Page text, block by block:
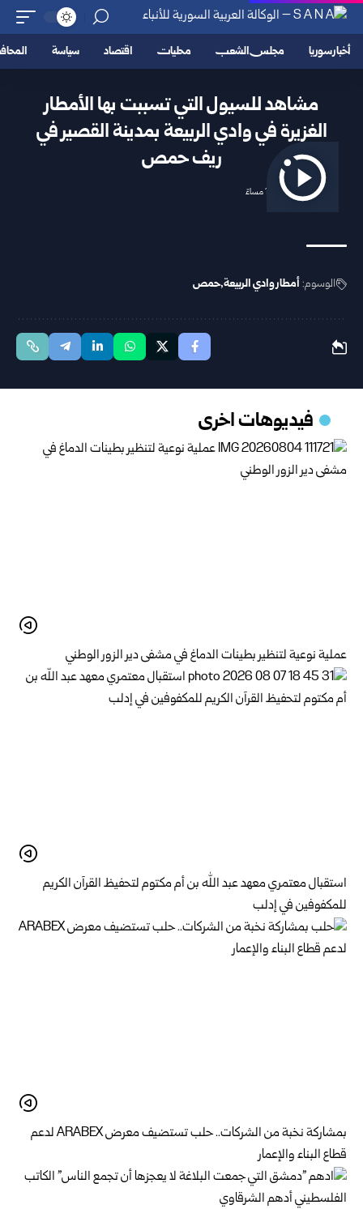
أخبار سوريا مجلس الشعب محليات اقتصاد سياسة
مشاهد للسيول التي تسببت بها الأمطار
الغزيرة في وادي الربيعة بمدينة القصير في
ريف حمص
2026/04/27 1:24 مساءً
الوسوم: أمطار وادي الربيعة حمص
فيديوهات اخرى
عملية نوعية لتنظير بطينات الدماغ في مشفى دير الزور الوطني
استقبال معتمري معهد عبد الله بن أم مكتوم لتحفيظ القرآن الكريم
للمكفوفين في إدلب
بمشاركة نخبة من الشركات.. حلب تستضيف معرض ARABEX لدعم
قطاع البناء والإعمار